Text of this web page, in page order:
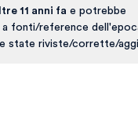
11 anni fa e potrebbe
fonti/reference
state riviste/corrette/